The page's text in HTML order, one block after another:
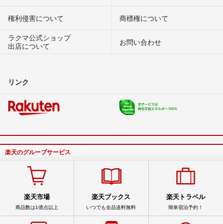
権利侵害について
商標権について
ラクマ公式ショップ
出店について
お問い合わせ
リンク
楽天のグループサービス
楽天市場
商品数は1億点以上
楽天ブックス
いつでも全品送料無料
楽天トラベル
簡単宿泊予約！